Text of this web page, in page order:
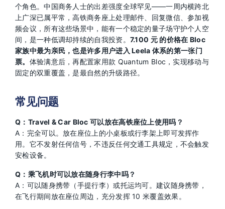
个角色。中国商务人士的出差强度全球罕见——一周内横跨北
上广深已属平常，高铁商务座上处理邮件、回复微信、参加视
频会议，所有这些场景中，能有一个稳定的量子场守护个人空
间，是一种低调却持续的自我投资。 7.100 元 的价格在 Bloc
家族中最为亲民，也是许多用户进入 Leela 体系的第一张门
票。 体验满意后，再配置家用款 Quantum Bloc，实现移动与
固定的双重覆盖，是最自然的升级路径。
常见问题
Q：Travel & Car Bloc 可以放在高铁座位上使用吗？
A：完全可以。放在座位上的小桌板或行李架上即可发挥作
用。它不发射任何信号，不违反任何交通工具规定，不会触发
安检设备。
Q：乘飞机时可以放在随身行李中吗？
A：可以随身携带（手提行李）或托运均可。建议随身携带，
在飞行期间放在座位周边，充分发挥 10 米覆盖效果。